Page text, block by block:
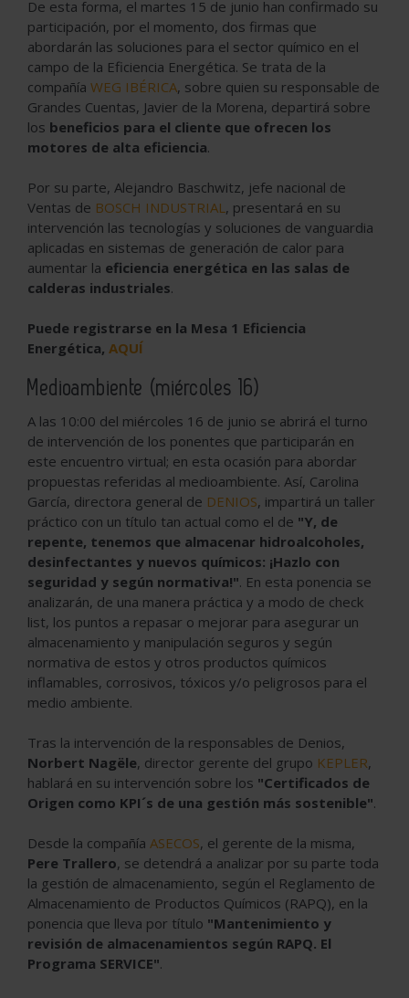
De esta forma, el martes 15 de junio han confirmado su
participación, por el momento, dos firmas que
abordarán las soluciones para el sector químico en el
campo de la Eficiencia Energética. Se trata de la
compañía WEG IBÉRICA, sobre quien su responsable de
Grandes Cuentas, Javier de la Morena, departirá sobre
los beneficios para el cliente que ofrecen los
motores de alta eficiencia.
Por su parte, Alejandro Baschwitz, jefe nacional de
Ventas de BOSCH INDUSTRIAL, presentará en su
intervención las tecnologías y soluciones de vanguardia
aplicadas en sistemas de generación de calor para
aumentar la eficiencia energética en las salas de
calderas industriales.
Puede registrarse en la Mesa 1 Eficiencia
Energética, AQUÍ
Medioambiente (miércoles 16)
A las 10:00 del miércoles 16 de junio se abrirá el turno
de intervención de los ponentes que participarán en
este encuentro virtual; en esta ocasión para abordar
propuestas referidas al medioambiente. Así, Carolina
García, directora general de DENIOS, impartirá un taller
práctico con un título tan actual como el de "Y, de
repente, tenemos que almacenar hidroalcoholes,
desinfectantes y nuevos químicos: ¡Hazlo con
seguridad y según normativa!". En esta ponencia se
analizarán, de una manera práctica y a modo de check
list, los puntos a repasar o mejorar para asegurar un
almacenamiento y manipulación seguros y según
normativa de estos y otros productos químicos
inflamables, corrosivos, tóxicos y/o peligrosos para el
medio ambiente.
Tras la intervención de la responsables de Denios,
Norbert Nagële, director gerente del grupo KEPLER,
hablará en su intervención sobre los "Certificados de
Origen como KPI´s de una gestión más sostenible".
Desde la compañía ASECOS, el gerente de la misma,
Pere Trallero, se detendrá a analizar por su parte toda
la gestión de almacenamiento, según el Reglamento de
Almacenamiento de Productos Químicos (RAPQ), en la
ponencia que lleva por título "Mantenimiento y
revisión de almacenamientos según RAPQ. El
Programa SERVICE".